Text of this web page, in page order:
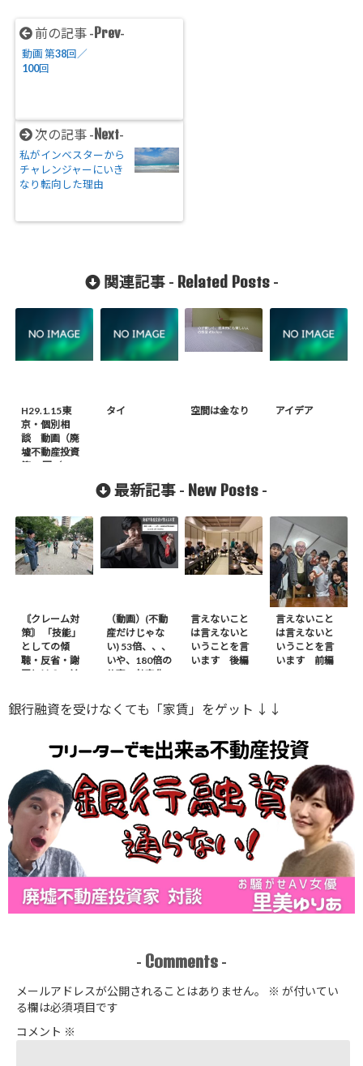
前の記事 - Prev-
動画 第38回／
100回
次の記事 - Next-
私がインベスターから
チャレンジャーにいき
なり転向した理由
関連記事 - Related Posts-
H29.1.15東
京・個別相
談 動画（廃
墟不動産投資
第36回／100
タイ 空間は金なり アイデア
最新記事 - New Posts -
〘クレーム対
策〙 「技能」
としての傾
聴・反省・謝
罪とは？ – 前
（動画）(不動
産だけじゃな
い) 53倍、、、
いや、180倍の
仕事の効率化
言えないこと
は言えないと
いうことを言
います 後編
言えないこと
は言えないと
いうことを言
います 前編
銀行融資を受けなくても「家賃」をゲット ↓↓
- Comments -
メールアドレスが公開されることはありません。 ※ が付いてい
る欄は必須項目です
コメント ※